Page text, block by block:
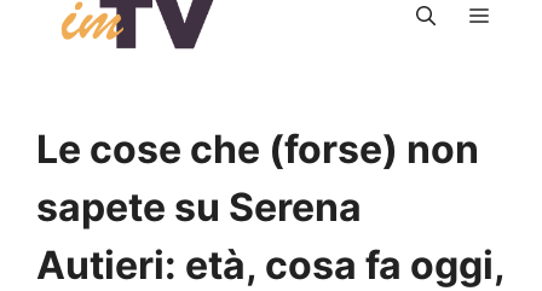
contenuto
Le cose che (forse) non
sapete su Serena
Autieri: età, cosa fa oggi,